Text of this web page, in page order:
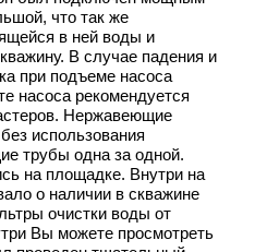
что так же
в ней воды и
В случае падения и
при подъеме насоса
насоса рекомендуется
Нержавеющие
использования
трубы одна за одной.
на площадке. Внутри на
о наличии в скважине
очистки воды от
Вы можете просмотреть